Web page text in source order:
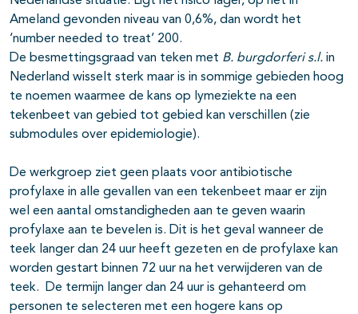
Ameland gevonden niveau van 0,6%, dan wordt het
‘number needed to treat’ 200.
De besmettingsgraad van teken met B. burgdorferi s.l. in
Nederland wisselt sterk maar is in sommige gebieden hoog
te noemen waarmee de kans op lymeziekte na een
tekenbeet van gebied tot gebied kan verschillen (zie
submodules over epidemiologie).
De werkgroep ziet geen plaats voor antibiotische
profylaxe in alle gevallen van een tekenbeet maar er zijn
wel een aantal omstandigheden aan te geven waarin
profylaxe aan te bevelen is. Dit is het geval wanneer de
teek langer dan 24 uur heeft gezeten en de profylaxe kan
worden gestart binnen 72 uur na het verwijderen van de
teek. De termijn langer dan 24 uur is gehanteerd om
personen te selecteren met een hogere kans op